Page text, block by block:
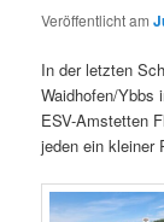
Veröffentlicht am
In der letzten
Waidhofen/Ybbs
ESV-Amstetten
jeden ein kleiner